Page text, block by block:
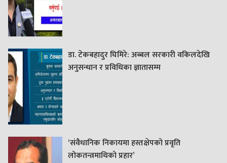
डा. टेकबहादुर घिमिरे: अब्बल सरकारी वकिलदेखि
अनुसन्धान र प्रविधिका ज्ञातासम्म
‘संवैधानिक निकायमा हस्तक्षेपको प्रवृति
लोकतन्त्रमाथिको प्रहार’